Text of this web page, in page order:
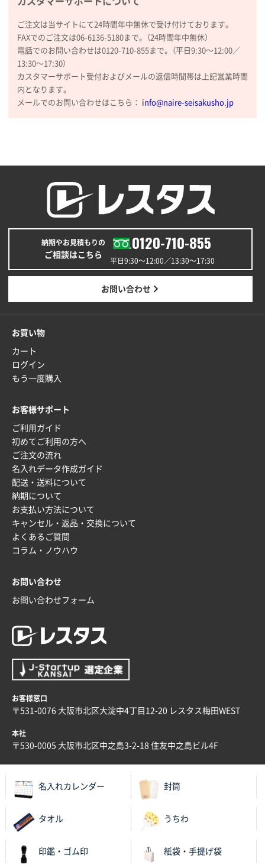
ご注文は当サイトにて24時間年中無休で受け付けております。
FAXでのご注文は06-6136-5180まで。（24時間年中無休）
電話でのお問い合わせは0120-710-855まで。（平日9:30〜12:00／
13:30〜17:30）
カスタマーサポート受付およびメールの返信時間帯は上記営業時間
内となります。
メールでのお問い合わせはこちら： info@naire-seisakusho.jp
納期やお見積もりの
ご相談はこちら
0120-710-855
平日9:30〜12:00／13:30〜17:30
お問い合わせ
お買い物
カート
ログイン
もう一度購入
お客様サポート
ご利用ガイド
初めてご利用の方へ
ご注文の流れ
名入れデータ作成ガイド
配送・送料について
納期について
お支払い方法について
キャンセル・返品・交換について
よくあるご質問
コラム・ノウハウ
お問い合わせ
お問い合わせフォーム
お客様窓口
〒531-0076 大阪市北区大淀中4丁目12-20 レスタス梅田WEST
本社
〒530-0005 大阪市北区中之島3-2-18 住友中之島ビル4F
名入れカレンダー 封筒
タオル うちわ
印鑑・ゴム印 紙袋・手提げ袋